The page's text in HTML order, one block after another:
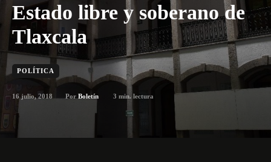
Estado libre y soberano de
Tlaxcala
POLÍTICA
16 julio, 2018 Por Boletín 3 min. lectura